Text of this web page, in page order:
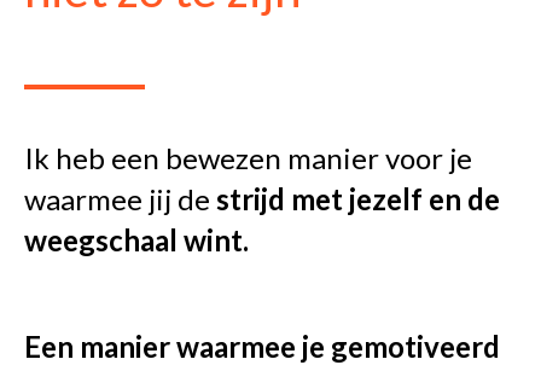
Ik heb een bewezen manier voor je
waarmee jij de strijd met jezelf en de
weegschaal wint.
Een manier waarmee je gemotiveerd